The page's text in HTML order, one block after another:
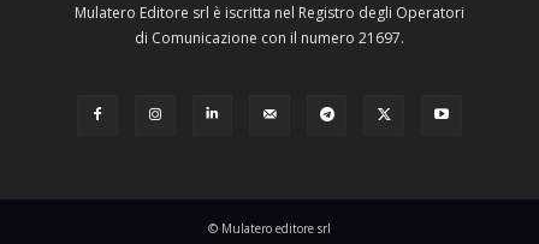
Mulatero Editore srl è iscritta nel Registro degli Operatori
di Comunicazione con il numero 21697.
© Mulatero editore srl